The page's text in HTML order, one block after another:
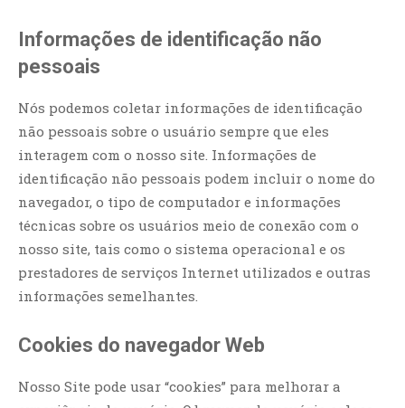
Informações de identificação não
pessoais
Nós podemos coletar informações de identificação
não pessoais sobre o usuário sempre que eles
interagem com o nosso site. Informações de
identificação não pessoais podem incluir o nome do
navegador, o tipo de computador e informações
técnicas sobre os usuários meio de conexão com o
nosso site, tais como o sistema operacional e os
prestadores de serviços Internet utilizados e outras
informações semelhantes.
Cookies do navegador Web
Nosso Site pode usar “cookies” para melhorar a